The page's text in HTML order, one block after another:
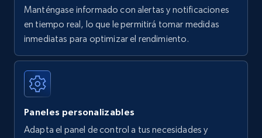
Amazon Reviews
URL, Product name, Product rating, Product
Author name, Asin, and more.
7.4K+ 870+
Manténgase informado con alertas y notificaciones
en tiempo real, lo que le permitirá tomar medidas
inmediatas para optimizar el rendimiento.
Paneles personalizables
Adapta el panel de control a tus necesidades y